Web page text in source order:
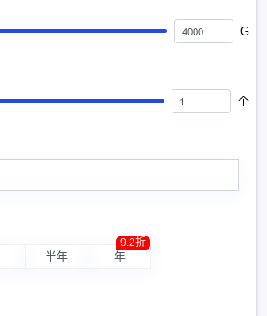
G
个
半年 年
9.2折